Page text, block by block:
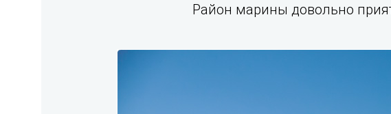
Район марины довольно